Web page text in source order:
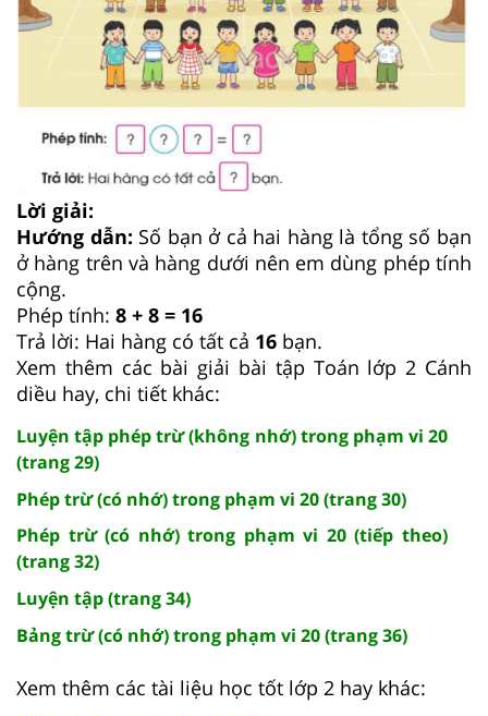
Lời giải:
Hướng dẫn: Số bạn ở cả hai hàng là tổng số bạn
ở hàng trên và hàng dưới nên em dùng phép tính
cộng.
Phép tính: 8 + 8 = 16
Trả lời: Hai hàng có tất cả 16 bạn.
Xem thêm các bài giải bài tập Toán lớp 2 Cánh
diều hay, chi tiết khác:
Luyện tập phép trừ (không nhớ) trong phạm vi 20
(trang 29)
Phép trừ (có nhớ) trong phạm vi 20 (trang 30)
Phép trừ (có nhớ) trong phạm vi 20 (tiếp theo)
(trang 32)
Luyện tập (trang 34)
Bảng trừ (có nhớ) trong phạm vi 20 (trang 36)
Xem thêm các tài liệu học tốt lớp 2 hay khác: